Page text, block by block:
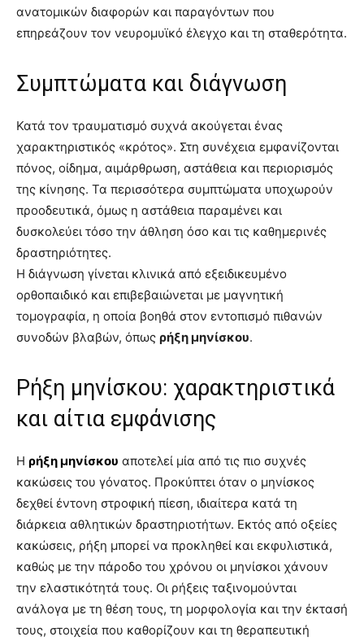
ανατομικών διαφορών και παραγόντων που
επηρεάζουν τον νευρομυϊκό έλεγχο και τη σταθερότητα.
Συμπτώματα και διάγνωση
Κατά τον τραυματισμό συχνά ακούγεται ένας
χαρακτηριστικός «κρότος». Στη συνέχεια εμφανίζονται
πόνος, οίδημα, αιμάρθρωση, αστάθεια και περιορισμός
της κίνησης. Τα περισσότερα συμπτώματα υποχωρούν
προοδευτικά, όμως η αστάθεια παραμένει και
δυσκολεύει τόσο την άθληση όσο και τις καθημερινές
δραστηριότητες.
Η διάγνωση γίνεται κλινικά από εξειδικευμένο
ορθοπαιδικό και επιβεβαιώνεται με μαγνητική
τομογραφία, η οποία βοηθά στον εντοπισμό πιθανών
συνοδών βλαβών, όπως ρήξη μηνίσκου.
Ρήξη μηνίσκου: χαρακτηριστικά
και αίτια εμφάνισης
Η ρήξη μηνίσκου αποτελεί μία από τις πιο συχνές
κακώσεις του γόνατος. Προκύπτει όταν ο μηνίσκος
δεχθεί έντονη στροφική πίεση, ιδιαίτερα κατά τη
διάρκεια αθλητικών δραστηριοτήτων. Εκτός από οξείες
κακώσεις, ρήξη μπορεί να προκληθεί και εκφυλιστικά,
καθώς με την πάροδο του χρόνου οι μηνίσκοι χάνουν
την ελαστικότητά τους. Οι ρήξεις ταξινομούνται
ανάλογα με τη θέση τους, τη μορφολογία και την έκτασή
τους, στοιχεία που καθορίζουν και τη θεραπευτική